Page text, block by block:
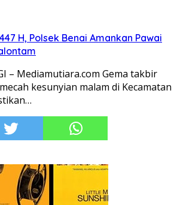
H, Polsek Benai Amankan Pawai
– Mediamutiara.com Gema takbir
kesunyian malam di Kecamatan